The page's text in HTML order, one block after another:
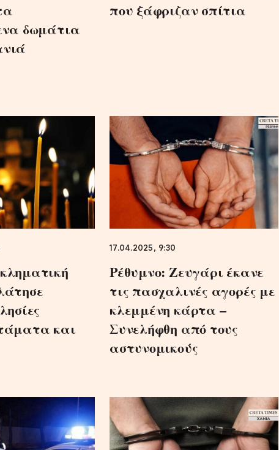
δωμάτια
που ξάφριζαν σπίτια
και
17.04.2025, 9:30
Ρέθυμνο: Ζευγάρι έκανε
τις πασχαλινές αγορές με
κλεμμένη κάρτα –
Συνελήφθη από τους
αστυνομικούς